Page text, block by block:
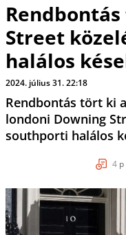
Street
halálos
2024. július 31. 22:18
Rendbontás tört ki
londoni Downing
southporti halálos
4 p